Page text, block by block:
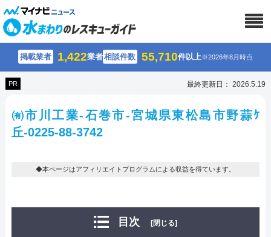
掲載業者 1,422業者相談件数 55,710件以上※2026年8月時点
PR 最終更新日： 2026.5.19
㈲市川工業-石巻市-宮城県東松島市野蒜ｹ
丘-0225-88-3742
◆本ページはアフィリエイトプログラムによる収益を得ています。
目次 [閉じる]